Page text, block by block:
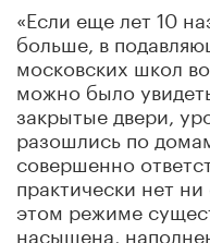
«Если еще лет 10
больше, в
московских школ
можно было
закрытые двери,
разошлись по
совершенно
практически нет
этом режиме
насыщена,